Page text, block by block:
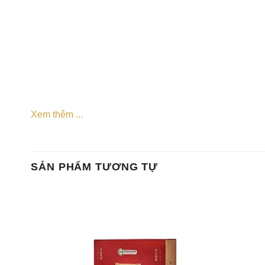
Xem thêm ...
SẢN PHẨM TƯƠNG TỰ